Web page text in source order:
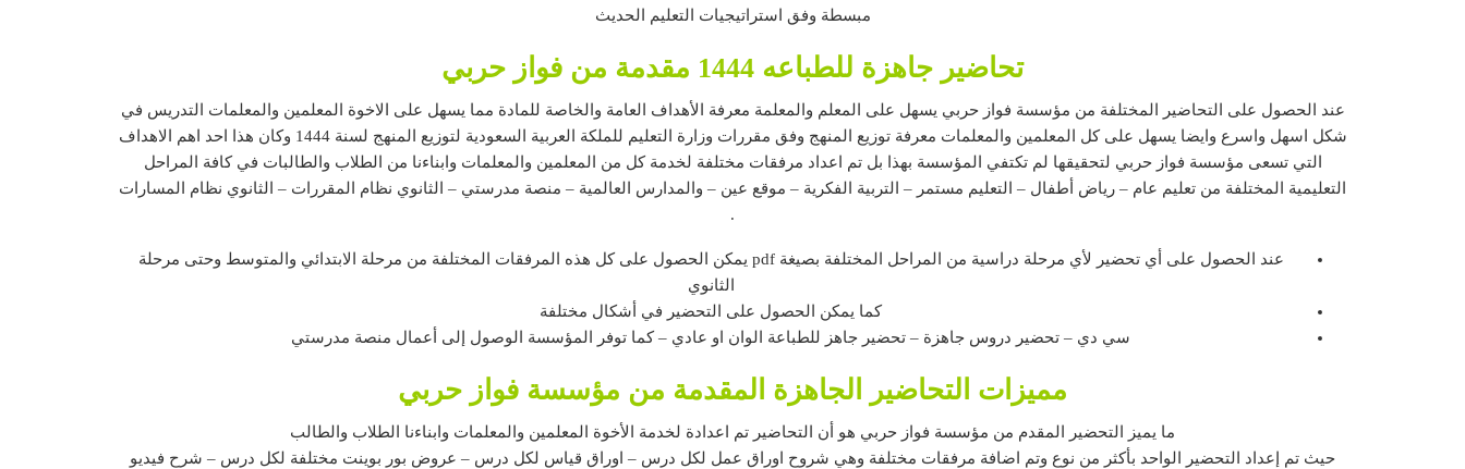
مبسطة وفق استراتيجيات التعليم الحديث
تحاضير جاهزة للطباعه 1444 مقدمة من فواز حربي
عند الحصول على التحاضير المختلفة من مؤسسة فواز حربي يسهل على المعلم والمعلمة معرفة الأهداف العامة والخاصة للمادة مما يسهل على الاخوة المعلمين والمعلمات التدريس في
شكل اسهل واسرع وايضا يسهل على كل المعلمين والمعلمات معرفة توزيع المنهج وفق مقررات وزارة التعليم للملكة العربية السعودية لتوزيع المنهج لسنة 1444 وكان هذا احد اهم الاهداف
التي تسعى مؤسسة فواز حربي لتحقيقها لم تكتفي المؤسسة بهذا بل تم اعداد مرفقات مختلفة لخدمة كل من المعلمين والمعلمات وابناءنا من الطلاب والطالبات في كافة المراحل
التعليمية المختلفة من تعليم عام – رياض أطفال – التعليم مستمر – التربية الفكرية – موقع عين – والمدارس العالمية – منصة مدرستي – الثانوي نظام المقررات – الثانوي نظام المسارات
.
عند الحصول على أي تحضير لأي مرحلة دراسية من المراحل المختلفة بصيغة pdf يمكن الحصول على كل هذه المرفقات المختلفة من مرحلة الابتدائي والمتوسط وحتى مرحلة
الثانوي
كما يمكن الحصول على التحضير في أشكال مختلفة
سي دي – تحضير دروس جاهزة – تحضير جاهز للطباعة الوان او عادي – كما توفر المؤسسة الوصول إلى أعمال منصة مدرستي
مميزات التحاضير الجاهزة المقدمة من مؤسسة فواز حربي
ما يميز التحضير المقدم من مؤسسة فواز حربي هو أن التحاضير تم اعدادة لخدمة الأخوة المعلمين والمعلمات وابناءنا الطلاب والطالب
حيث تم إعداد التحضير الواحد بأكثر من نوع وتم اضافة مرفقات مختلفة وهي شروح اوراق عمل لكل درس – اوراق قياس لكل درس – عروض بور بوينت مختلفة لكل درس – شرح فيديو